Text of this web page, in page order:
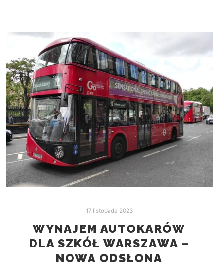
17 listopada 2023
WYNAJEM AUTOKARÓW
DLA SZKÓŁ WARSZAWA –
NOWA ODSŁONA